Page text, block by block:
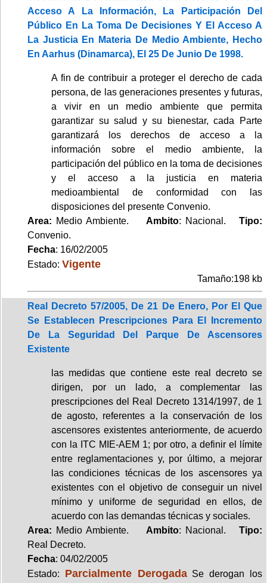
Acceso A La Información, La Participación Del
Público En La Toma De Decisiones Y El Acceso A
La Justicia En Materia De Medio Ambiente, Hecho
En Aarhus (Dinamarca), El 25 De Junio De 1998.
A fin de contribuir a proteger el derecho de cada
persona, de las generaciones presentes y futuras,
a vivir en un medio ambiente que permita
garantizar su salud y su bienestar, cada Parte
garantizará los derechos de acceso a la
información sobre el medio ambiente, la
participación del público en la toma de decisiones
y el acceso a la justicia en materia
medioambiental de conformidad con las
disposiciones del presente Convenio.
Area: Medio Ambiente.Ambito: Nacional.Tipo:
Convenio.
Fecha: 16/02/2005
Estado: Vigente
Tamaño:198 kb
Real Decreto 57/2005, De 21 De Enero, Por El Que
Se Establecen Prescripciones Para El Incremento
De La Seguridad Del Parque De Ascensores
Existente
las medidas que contiene este real decreto se
dirigen, por un lado, a complementar las
prescripciones del Real Decreto 1314/1997, de 1
de agosto, referentes a la conservación de los
ascensores existentes anteriormente, de acuerdo
con la ITC MIE-AEM 1; por otro, a definir el límite
entre reglamentaciones y, por último, a mejorar
las condiciones técnicas de los ascensores ya
existentes con el objetivo de conseguir un nivel
mínimo y uniforme de seguridad en ellos, de
acuerdo con las demandas técnicas y sociales.
Area: Medio Ambiente. Ambito: Nacional.Tipo:
Real Decreto.
Fecha: 04/02/2005
Estado: Parcialmente DerogadaSe derogan los